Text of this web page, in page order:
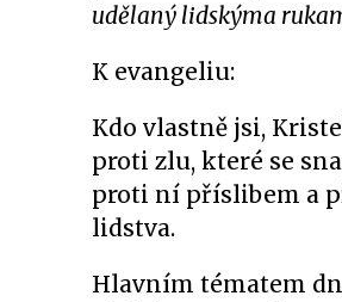
udělaný lidskýma
K evangeliu:
Kdo vlastně jsi,
proti zlu, které se
proti ní příslibem a
lidstva.
Hlavním tématem